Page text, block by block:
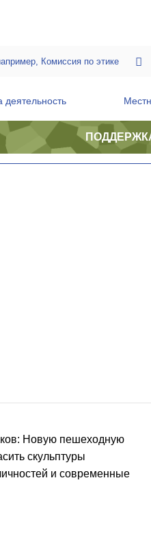
деятельность
Новую пешеходную
скульптуры
и современные